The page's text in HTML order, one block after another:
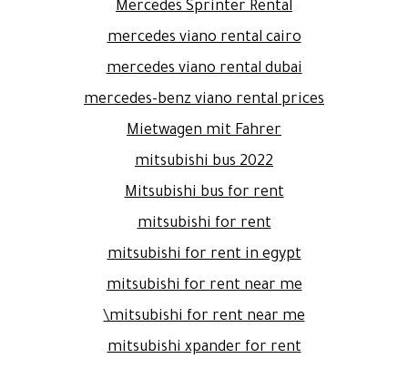
Mercedes Sprinter Rental
mercedes viano rental cairo
mercedes viano rental dubai
mercedes-benz viano rental prices
Mietwagen mit Fahrer
mitsubishi bus 2022
Mitsubishi bus for rent
mitsubishi for rent
mitsubishi for rent in egypt
mitsubishi for rent near me
mitsubishi for rent near me\
mitsubishi xpander for rent